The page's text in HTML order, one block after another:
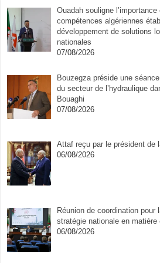
Ouadah souligne
compétences algériennes
développement de solutions
nationales
07/08/2026
Bouzegza préside une
du secteur de l’hydraulique
Bouaghi
07/08/2026
Attaf reçu par le président de
06/08/2026
Réunion de coordination
stratégie nationale en matière
06/08/2026